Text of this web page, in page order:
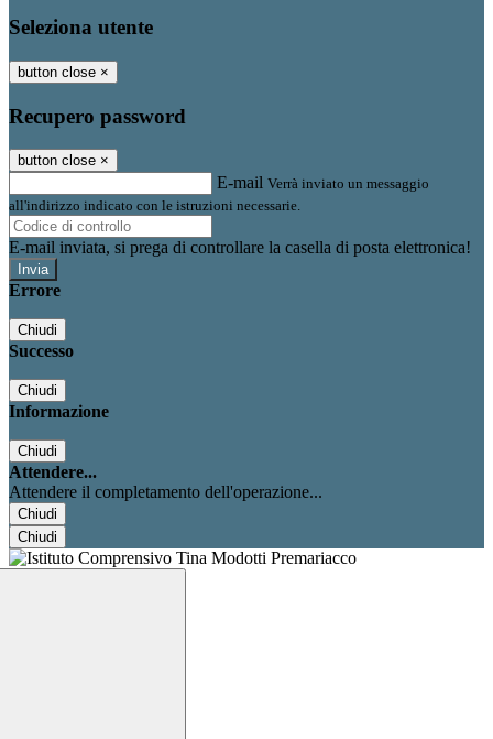
Seleziona utente
button close ×
Recupero password
button close ×
E-mail Verrà inviato un messaggio
all'indirizzo indicato con le istruzioni necessarie.
E-mail inviata, si prega di controllare la casella di posta elettronica!
Errore
Chiudi
Successo
Chiudi
Informazione
Chiudi
Attendere...
Attendere il completamento dell'operazione...
Chiudi
Chiudi